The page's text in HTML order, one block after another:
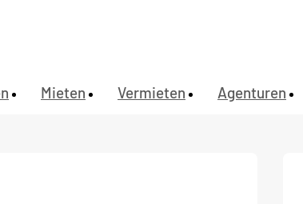
Mieten Vermieten Agenturen